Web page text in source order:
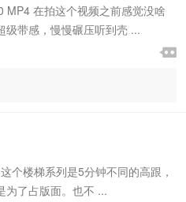
MP4 在拍这个视频之前感觉没啥
级带感，慢慢碾压听到壳 ...


个楼梯系列是5分钟不同的高跟，
为了占版面。也不 ...